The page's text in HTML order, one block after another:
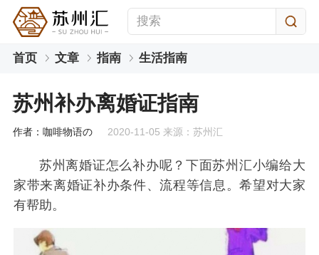
首页 文章 指南 生活指南
苏州补办离婚证指南
作者：咖啡物语の 2020-11-05 来源：苏州汇
苏州离婚证怎么补办呢？下面苏州汇小编给大
家带来离婚证补办条件、流程等信息。希望对大家
有帮助。